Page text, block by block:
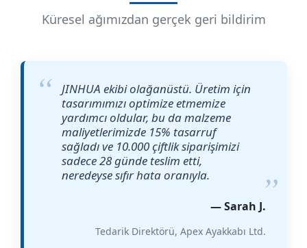
Küresel ağımızdan gerçek geri bildirim
JINHUA ekibi olağanüstü. Üretim için
tasarımımızı optimize etmemize
yardımcı oldular, bu da malzeme
maliyetlerimizde 15% tasarruf
sağladı ve 10.000 çiftlik siparişimizi
sadece 28 günde teslim etti,
neredeyse sıfır hata oranıyla.
— Sarah J.
Tedarik Direktörü, Apex Ayakkabı Ltd.